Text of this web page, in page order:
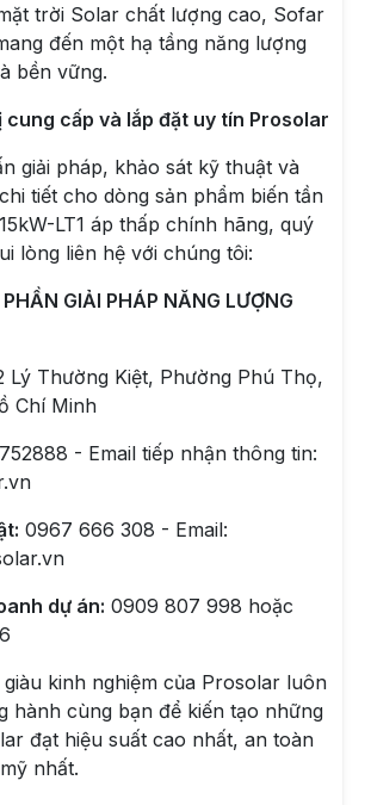
trời Solar chất lượng cao, Sofar
đến một hạ tầng năng lượng
bền vững.
cung cấp và lắp đặt uy tín Prosolar
giải pháp, khảo sát kỹ thuật và
tiết cho dòng sản phẩm biến tần
LT1 áp thấp chính hãng, quý
lòng liên hệ với chúng tôi:
GIẢI PHÁP NĂNG LƯỢNG
Lý Thường Kiệt, Phường Phú Thọ,
Chí Minh
- Email tiếp nhận thông tin:
0967 666 308 - Email:
dự án: 0909 807 998 hoặc
kinh nghiệm của Prosolar luôn
hành cùng bạn để kiến tạo những
đạt hiệu suất cao nhất, an toàn
nhất.